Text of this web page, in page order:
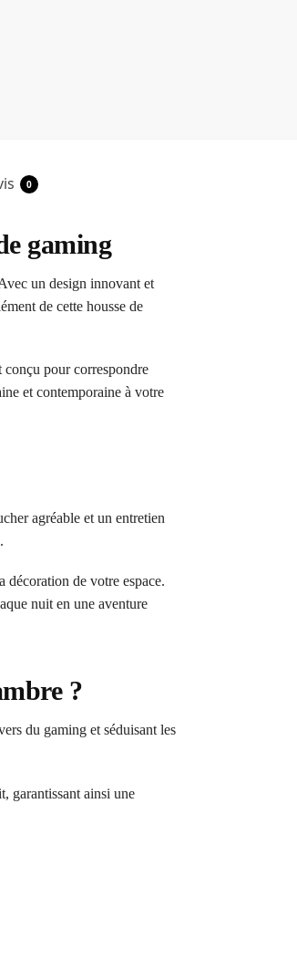
0
gaming
un design innovant et
de cette housse de
conçu pour correspondre
et contemporaine à votre
agréable et un entretien
décoration de votre espace.
nuit en une aventure
?
du gaming et séduisant les
garantissant ainsi une